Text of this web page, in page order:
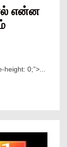
என்ன
0;”> ...